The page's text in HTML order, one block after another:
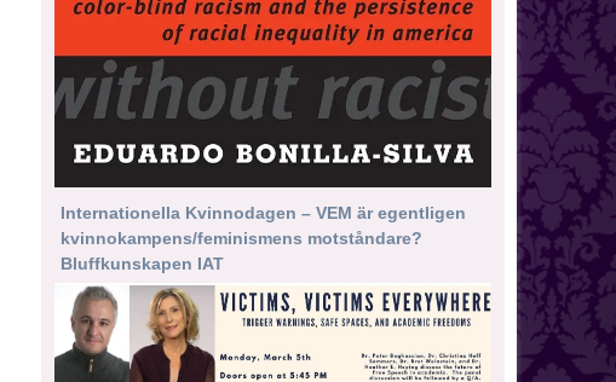
Internationella Kvinnodagen – VEM är egentligen
kvinnokampens/feminismens motståndare?
Bluffkunskapen IAT